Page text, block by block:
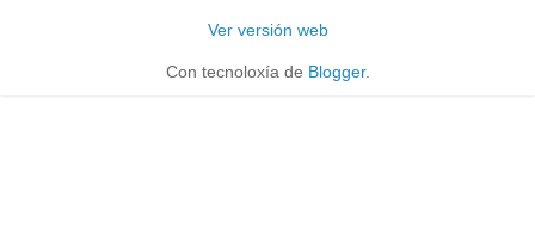
Ver versión web
Con tecnoloxía de Blogger.